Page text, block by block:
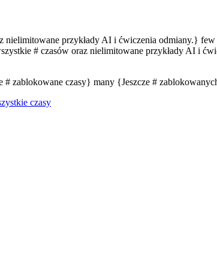
przykłady AI i ćwiczenia odmiany.}
# czasów oraz nielimitowane przykłady AI i
zablokowane czasy} many {Jeszcze #
czasy